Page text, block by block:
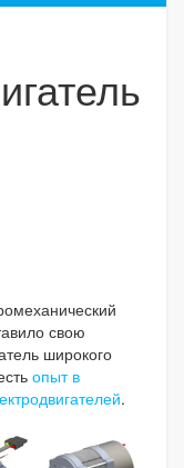
свою
широкого
опыт в
.